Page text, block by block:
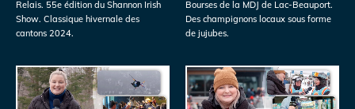
Relais. 55e édition du Shannon Irish
Show. Classique hivernale des
cantons 2024.
Bourses de la MDJ de Lac-Beauport.
Des champignons locaux sous forme
de jujubes.